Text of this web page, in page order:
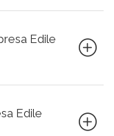
Edile
Edile